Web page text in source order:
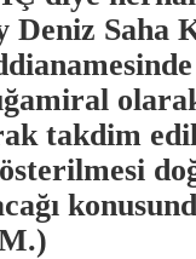
Saha
takdim